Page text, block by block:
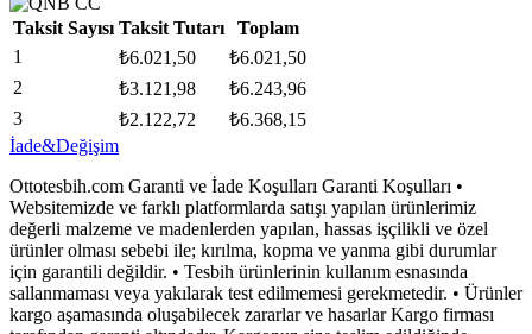
Taksit Sayısı Taksit Tutarı
Toplam
1
₺6.021,50 ₺6.021,50
2
₺3.121,98 ₺6.243,96
3
₺2.122,72 ₺6.368,15
İade&Değişim
Ottotesbih.com Garanti ve İade Koşulları Garanti Koşulları •
Websitemizde ve farklı platformlarda satışı yapılan ürünlerimiz
değerli malzeme ve madenlerden yapılan, hassas işçilikli ve özel
ürünler olması sebebi ile; kırılma, kopma ve yanma gibi durumlar
için garantili değildir. • Tesbih ürünlerinin kullanım esnasında
sallanmaması veya yakılarak test edilmemesi gerekmetedir. • Ürünler
kargo aşamasında oluşabilecek zararlar ve hasarlar Kargo firması